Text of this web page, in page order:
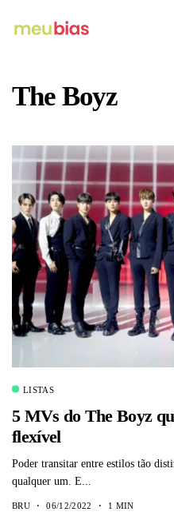
The Boyz
LISTAS
5 MVs do The Boyz
flexível
Poder transitar entre estilos tão
qualquer um. E...
BRU 06/12/2022 1 MIN